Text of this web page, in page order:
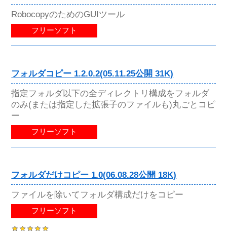
RobocopyのためのGUIツール
フリーソフト
フォルダコピー 1.2.0.2(05.11.25公開 31K)
指定フォルダ以下の全ディレクトリ構成をフォルダ
のみ(または指定した拡張子のファイルも)丸ごとコピ
ー
フリーソフト
フォルダだけコピー 1.0(06.08.28公開 18K)
ファイルを除いてフォルダ構成だけをコピー
フリーソフト